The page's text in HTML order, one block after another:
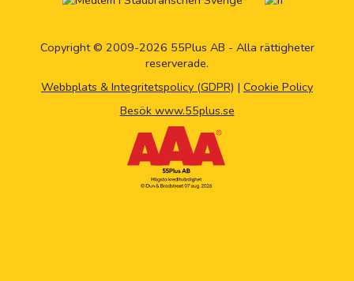
Copyright © 2009-2026 55Plus AB - Alla rättigheter
reserverade.
Webbplats & Integritetspolicy (GDPR) | Cookie Policy
Besök www.55plus.se